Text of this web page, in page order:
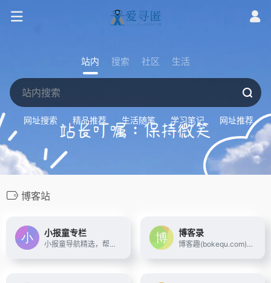
站内 搜索 社区 生活
网址搜索 精品推荐 生活随笔 学习笔记 网址推荐
博客站
小报童专栏
小报童导航精选，帮你发现高价值小报童专栏：包括 AI、搞钱、个人 IP、成长、小红书、公众号、抖音、独立开发、出海、产品、育儿职场等各类专栏
博客录
博客趣(bokequ.com),博客网站,博客屋,qq博客网,博客集,博客窝,博客录,博客导航,个人技术网站分享